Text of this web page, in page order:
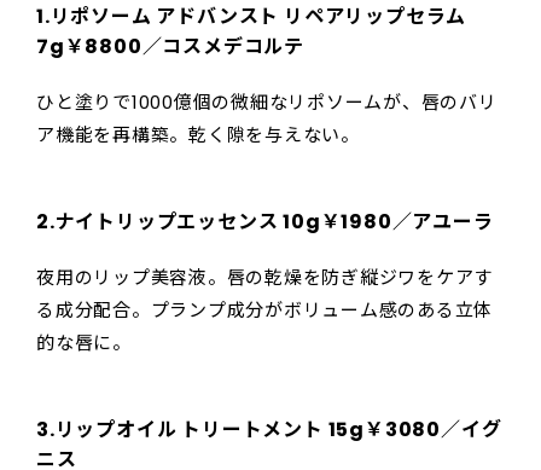
1.リポソーム アドバンスト リペアリップセラム
7g￥8800／コスメデコルテ
ひと塗りで1000億個の微細なリポソームが、唇のバリ
ア機能を再構築。乾く隙を与えない。
2.ナイトリップエッセンス 10g￥1980／アユーラ
夜用のリップ美容液。唇の乾燥を防ぎ縦ジワをケアす
る成分配合。プランプ成分がボリューム感のある立体
的な唇に。
3.リップオイル トリートメント 15g￥3080／イグ
ニス